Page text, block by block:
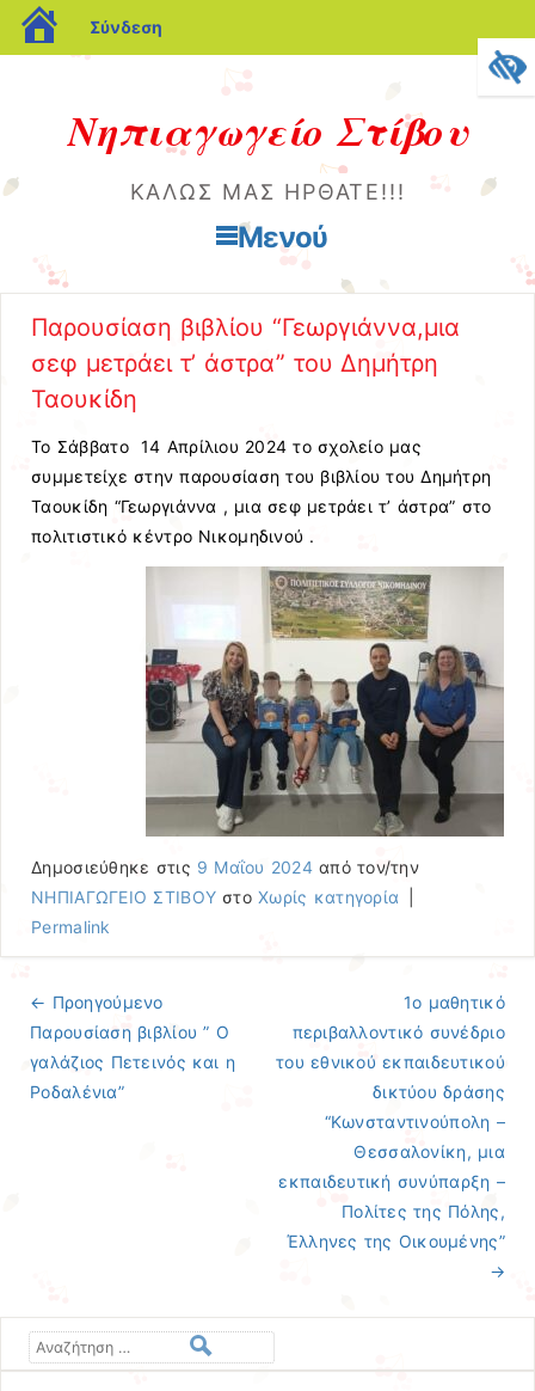
blogs.sch.gr
Σύνδεση
Νηπιαγωγείο Στίβου
ΚΑΛΩΣ ΜΑΣ ΗΡΘΑΤΕ!!!
Μενού
Μετάβαση στο περιεχόμενο
Παρουσίαση βιβλίου “Γεωργιάννα,μια
σεφ μετράει τ’ άστρα” του Δημήτρη
Ταουκίδη
Το Σάββατο 14 Απρίλιου 2024 το σχολείο μας
συμμετείχε στην παρουσίαση του βιβλίου του Δημήτρη
Ταουκίδη “Γεωργιάννα , μια σεφ μετράει τ’ άστρα” στο
πολιτιστικό κέντρο Νικομηδινού .
Δημοσιεύθηκε στις 9 Μαΐου 2024από τον/την
ΝΗΠΙΑΓΩΓΕΙΟ ΣΤΙΒΟΥ στοΧωρίς κατηγορία
Permalink
Πλοήγηση άρθρων
← Προηγούμενo
Παρουσίαση βιβλίου ” Ο
γαλάζιος Πετεινός και η
Ροδαλένια”
1ο μαθητικό
περιβαλλοντικό συνέδριο
του εθνικού εκπαιδευτικού
δικτύου δράσης
“Κωνσταντινούπολη –
Θεσσαλονίκη, μια
εκπαιδευτική συνύπαρξη –
Πολίτες της Πόλης,
Έλληνες της Οικουμένης”
→
Αναζήτηση